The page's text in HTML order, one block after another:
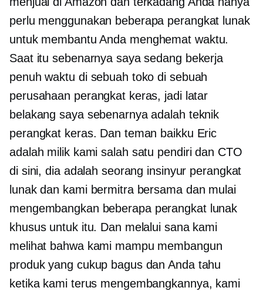
perlu menggunakan beberapa perangkat lunak
untuk membantu Anda menghemat waktu.
Saat itu sebenarnya saya sedang bekerja
penuh waktu di sebuah toko di sebuah
perusahaan perangkat keras, jadi latar
belakang saya sebenarnya adalah teknik
perangkat keras. Dan teman baikku Eric
adalah milik kamisalah satu pendiridan CTO
di sini, dia adalah seorang insinyur perangkat
lunak dan kami bermitra bersama dan mulai
mengembangkan beberapa perangkat lunak
khusus untuk itu. Dan melalui sana kami
melihat bahwa kami mampu membangun
produk yang cukup bagus dan Anda tahu
ketika kami terus mengembangkannya, kami